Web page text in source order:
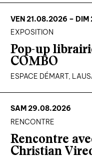
VEN 21.08.2026 –
EXPOSITION
Pop-up
COMBO
ESPACE DÉMART,
SAM 29.08.2026
RENCONTRE
Rencontre
Christian